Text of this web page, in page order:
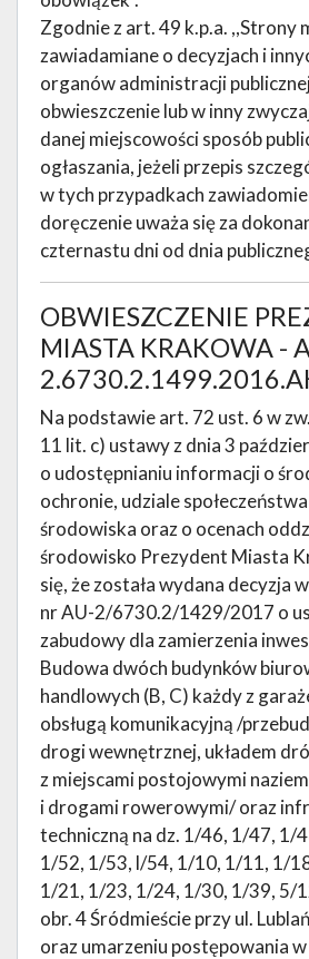
Zgodnie z art. 49 k.p.a. ,,Strony
zawiadamiane o decyzjach i
organów administracji
obwieszczenie lub w inny
danej miejscowości sposób
ogłaszania, jeżeli przepis
w tych przypadkach
doręczenie uważa się za
czternastu dni od dnia
OBWIESZCZENIE
MIASTA KRAKOWA -
Na podstawie art. 72 ust. 6 w
11 lit. c) ustawy z dnia 3
o udostępnianiu informacji o
ochronie, udziale
środowiska oraz o ocenach
środowisko Prezydent Miasta
się, że została wydana decyzja
nr AU-2/6730.2/1429/2017 o
zabudowy dla zamierzenia
Budowa dwóch budynków
handlowych (B, C) każdy z
obsługą komunikacyjną /
drogi wewnętrznej, układem
z miejscami postojowymi
i drogami rowerowymi/ oraz
techniczną na dz. 1/46, 1/47, 1/
1/52, 1/53, l/54, 1/10, 1/11, 1/
1/21, 1/23, 1/24, 1/30, 1/39, 5/
obr. 4 Śródmieście przy ul.
oraz umarzeniu postępowania w